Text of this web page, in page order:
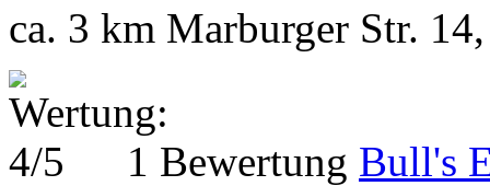
ca. 3 km Marburger Str.
1 Bewertung Bull's